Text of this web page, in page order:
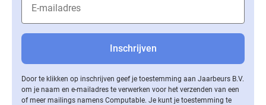
Door te klikken op inschrijven geef je toestemming aan Jaarbeurs B.V.
om je naam en e-mailadres te verwerken voor het verzenden van een
of meer mailings namens Computable. Je kunt je toestemming te